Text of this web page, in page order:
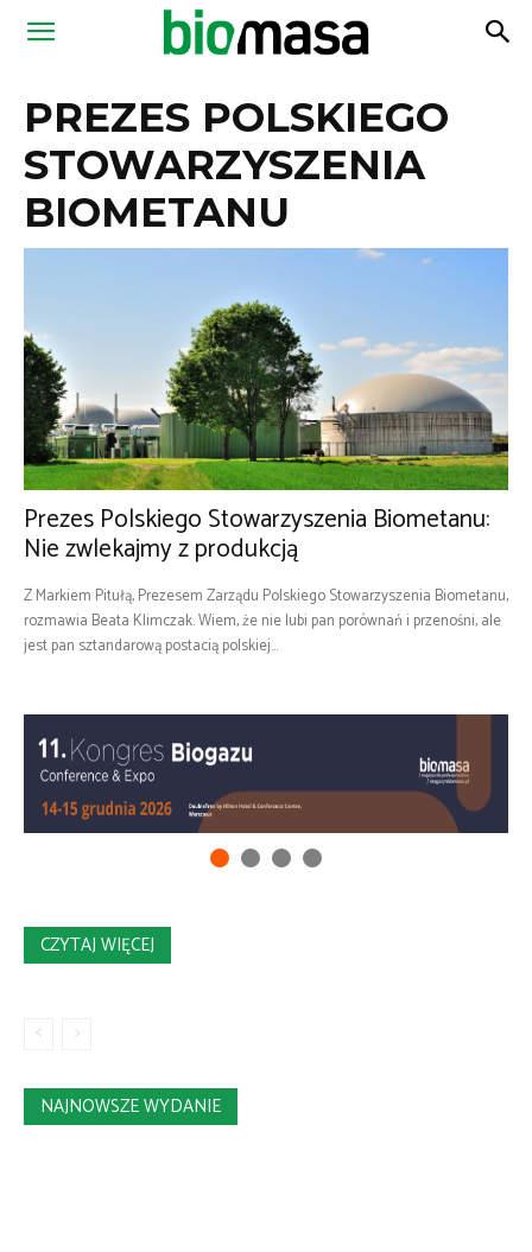
Magazyn
PREZES POLSKIEGO
STOWARZYSZENIA
BIOMETANU
Prezes Polskiego Stowarzyszenia Biometanu:
Nie zwlekajmy z produkcją
Z Markiem Pitułą, Prezesem Zarządu Polskiego Stowarzyszenia Biometanu,
rozmawia Beata Klimczak. Wiem, że nie lubi pan porównań i przenośni, ale
jest pan sztandarową postacią polskiej...
CZYTAJ WIĘCEJ
NAJNOWSZE WYDANIE